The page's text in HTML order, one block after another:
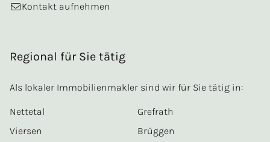
Kontakt aufnehmen
Regional für Sie tätig
Als lokaler Immobilienmakler sind wir für Sie tätig in:
Nettetal
Viersen
Grefrath
Brüggen